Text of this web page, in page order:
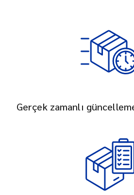
Gerçek zamanlı